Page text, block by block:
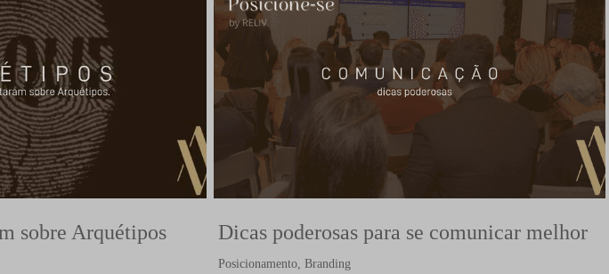
sobre Arquétipos Dicas poderosas para se comunicar melhor
Posicionamento, Branding